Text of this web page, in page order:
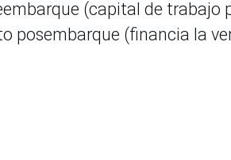
(capital de trabajo
posembarque (financia la